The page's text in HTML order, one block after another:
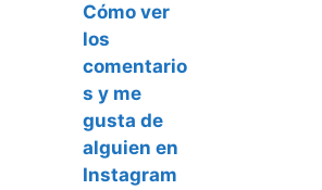
Cómo ver
los
comentario
s y me
gusta de
alguien en
Instagram